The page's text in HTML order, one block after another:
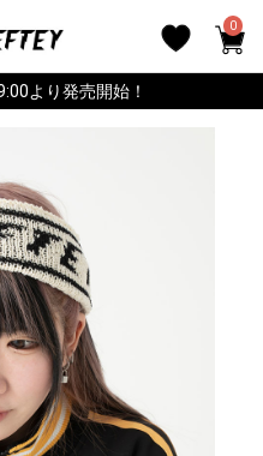
0
より発売開始！